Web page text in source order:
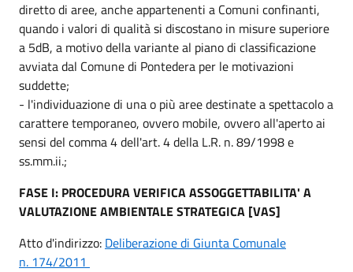
diretto di aree, anche appartenenti a Comuni confinanti,
quando i valori di qualità si discostano in misure superiore
a 5dB, a motivo della variante al piano di classificazione
avviata dal Comune di Pontedera per le motivazioni
suddette;
- l'individuazione di una o più aree destinate a spettacolo a
carattere temporaneo, ovvero mobile, ovvero all'aperto ai
sensi del comma 4 dell'art. 4 della L.R. n. 89/1998 e
ss.mm.ii.;
FASE I: PROCEDURA VERIFICA ASSOGGETTABILITA' A
VALUTAZIONE AMBIENTALE STRATEGICA [VAS]
Atto d'indirizzo: Deliberazione di Giunta Comunale
n. 174/2011